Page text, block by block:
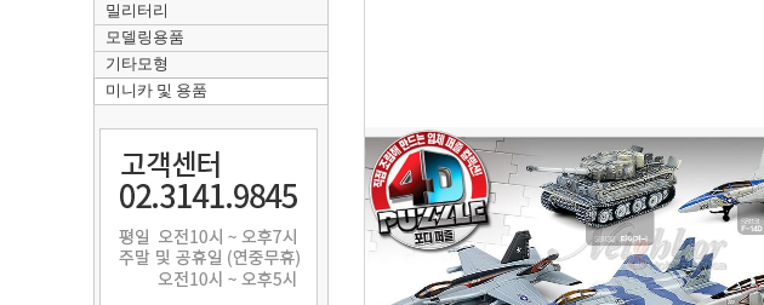
밀리터리
모델링용품
기타모형
미니카 및 용품